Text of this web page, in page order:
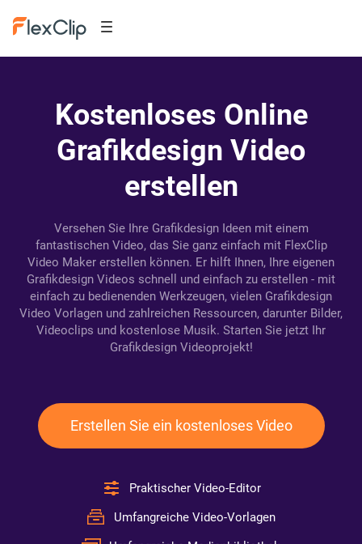
Kostenloses Online
Grafikdesign Video
erstellen
Versehen Sie Ihre Grafikdesign Ideen mit einem
fantastischen Video, das Sie ganz einfach mit FlexClip
Video Maker erstellen können. Er hilft Ihnen, Ihre eigenen
Grafikdesign Videos schnell und einfach zu erstellen - mit
einfach zu bedienenden Werkzeugen, vielen Grafikdesign
Video Vorlagen und zahlreichen Ressourcen, darunter Bilder,
Videoclips und kostenlose Musik. Starten Sie jetzt Ihr
Grafikdesign Videoprojekt!
Erstellen Sie ein kostenloses Video
Praktischer Video-Editor
Umfangreiche Video-Vorlagen